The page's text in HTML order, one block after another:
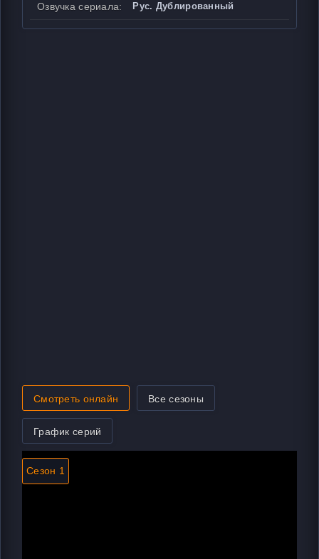
Озвучка сериала: Рус. Дублированный
Смотреть онлайн Все сезоны
График серий
Сезон 1